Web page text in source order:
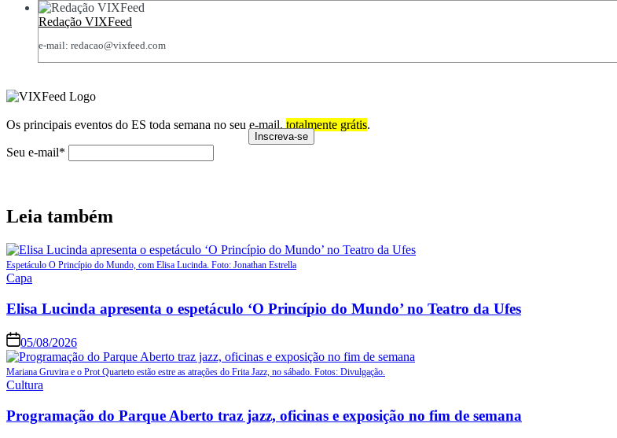
Redação VIXFeed
e-mail: redacao@vixfeed.com
Os principais eventos do ES toda semana no seu e-mail, totalmente grátis.
Seu e-mail*
Leia também
Espetáculo O Princípio do Mundo, com Elisa Lucinda. Foto: Jonathan Estrella
Posted
Capa
Elisa Lucinda apresenta o espetáculo ‘O Princípio do Mundo’ no Teatro da Ufes
05/08/2026
Mariana Gruvira e o Prot Quarteto estão estre as atrações do Frita Jazz, no sábado. Fotos: Divulgação.
Posted
Cultura
Programação do Parque Aberto traz jazz, oficinas e exposição no fim de semana